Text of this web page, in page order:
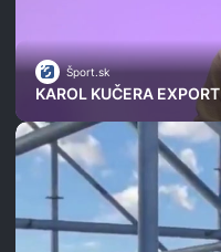
Šport.sk
KAROL KUČERA EXPORT